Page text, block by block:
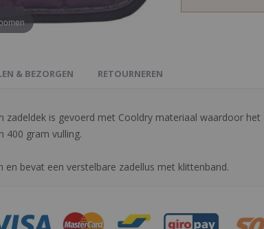
zadeldek is gevoerd met Cooldry materiaal waardoor
400 gram vulling.
en bevat een verstelbare zadellus met klittenband.
& BEZORGEN RETOURNEREN